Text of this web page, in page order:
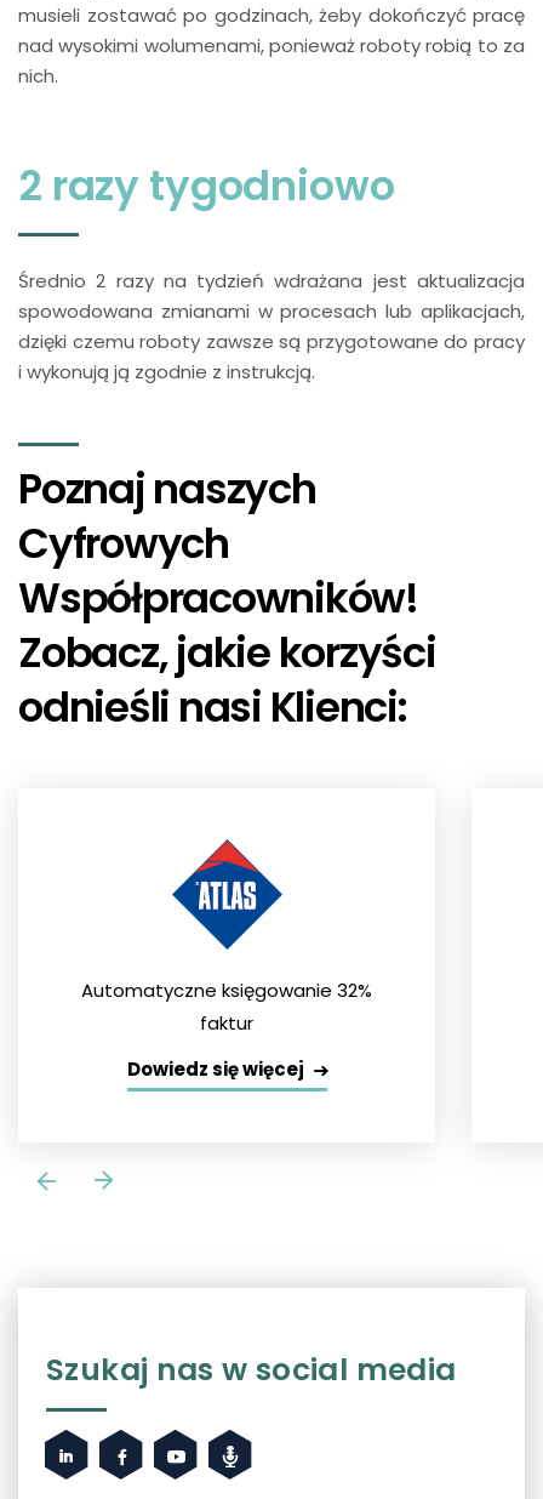
musieli zostawać po godzinach, żeby dokończyć pracę
nad wysokimi wolumenami, ponieważ roboty robią to za
nich.
2 razy tygodniowo
Średnio 2 razy na tydzień wdrażana jest aktualizacja
spowodowana zmianami w procesach lub aplikacjach,
dzięki czemu roboty zawsze są przygotowane do pracy
i wykonują ją zgodnie z instrukcją.
Poznaj naszych
Cyfrowych
Współpracowników!
Zobacz, jakie korzyści
odnieśli nasi Klienci:
Automatyczne księgowanie 32%
faktur
Dowiedz się więcej
Szukaj nas w social media